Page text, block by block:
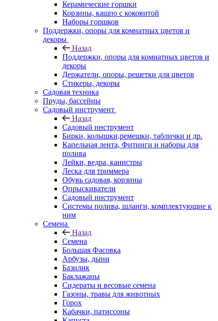
Керамические горшки
Корзины, кашпо с коковитой
Наборы горшков
Поддержки, опоры для комнатных цветов и
декоры
Назад
Поддержки, опоры для комнатных цветов и
декоры
Держатели, опоры, решетки для цветов
Стикеры, декоры
Садовая техника
Пруды, бассейны
Садовый инструмент
Назад
Садовый инструмент
Бирки, колышки,ремешки, таблички и др.
Капельная лента, Фитинги и наборы для
полива
Лейки, ведра, канистры
Леска для триммера
Обувь садовая, корзины
Опрыскиватели
Садовый инструмент
Системы полива, шланги, комплектующие к
ним
Семена
Назад
Семена
Большая Фасовка
Арбузы, дыни
Базилик
Баклажаны
Сидераты и весовые семена
Газоны, травы для животных
Горох
Кабачки, патиссоны